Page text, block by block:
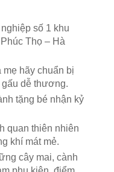
số 1 khu
Thọ – Hà
hãy chuẩn bị
gấu dễ thương.
tặng bé nhận kỷ
quan thiên nhiên
khí mát mẻ.
cây mai, cành